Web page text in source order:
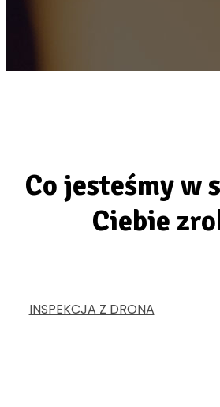
Co jesteśmy w
Ciebie
INSPEKCJA Z DRONA